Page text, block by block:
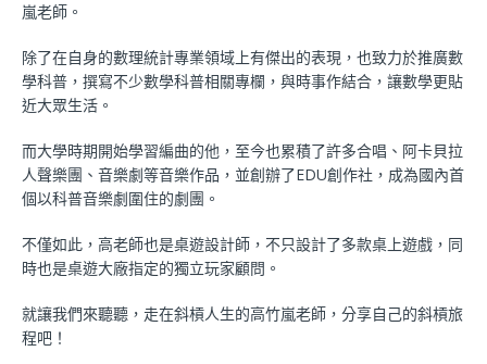
嵐老師。
除了在自身的數理統計專業領域上有傑出的表現， 也致力於推廣數
學科普，撰寫不少數學科普相關專欄， 與時事作結合，讓數學更貼
近大眾生活。
而大學時期開始學習編曲的他，至今也累積了許多合唱、阿卡貝拉
人聲樂團、音樂劇等音樂作品， 並創辦了EDU創作社，成為國內首
個以科普音樂劇圍住的劇團。
不僅如此，高老師也是桌遊設計師， 不只設計了多款桌上遊戲，同
時也是桌遊大廠指定的獨立玩家顧問。
就讓我們來聽聽，走在斜槓人生的高竹嵐老師，分享自己的斜槓旅
程吧！